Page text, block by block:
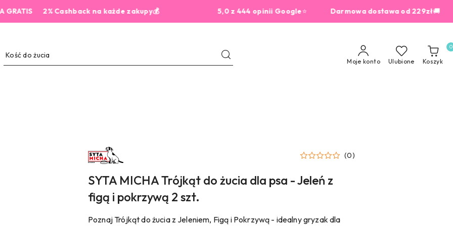
2% Cashback na każde zakupy💰 5,0 z 444 opinii Google⭐Darmowa dostawa od 229zł🚚dla
Moje konto Ulubione Koszyk
0
NAZWA
PRODUCENTA:
SYTA
(0)
SYTA MICHA Trójkąt do żucia dla psa - Jeleń z
figą i pokrzywą 2 szt.
Poznaj Trójkąt do żucia z Jeleniem, Figą i Pokrzywą - idealny gryzak dla